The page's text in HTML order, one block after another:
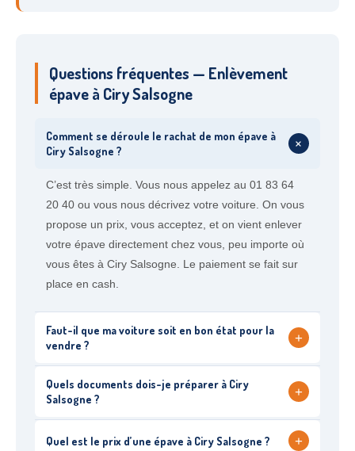
Questions fréquentes — Enlèvement
épave à Ciry Salsogne
Comment se déroule le rachat de mon épave à
Ciry Salsogne ?
+
C’est très simple. Vous nous appelez au 01 83 64
20 40 ou vous nous décrivez votre voiture. On vous
propose un prix, vous acceptez, et on vient enlever
votre épave directement chez vous, peu importe où
vous êtes à Ciry Salsogne. Le paiement se fait sur
place en cash.
Faut-il que ma voiture soit en bon état pour la
vendre ?
+
Quels documents dois-je préparer à Ciry
Salsogne ?
+
Quel est le prix d’une épave à Ciry Salsogne ? +